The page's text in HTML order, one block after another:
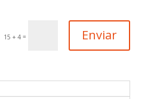
15 + 4 = Enviar